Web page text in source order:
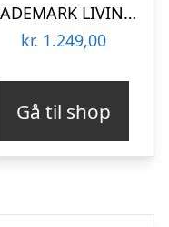
TRADEMARK LIVING SAGA KOMMODE/3 SKUFFER SORT – 86
kr. 1.249,00
Gå til shop